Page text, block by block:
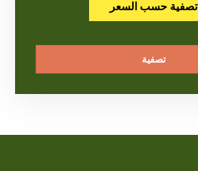
تصفية حسب السعر
تصفية